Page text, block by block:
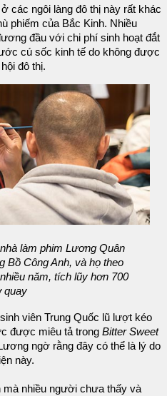
các ngôi làng đô thị này rất khác
phiếm của Bắc Kinh. Nhiều
đầu với chi phí sinh hoạt đắt
cú sốc kinh tế do không được
đô thị.
làm phim Lương Quân
Bồ Công Anh, và họ theo
năm, tích lũy hơn 700
quay
viên Trung Quốc lũ lượt kéo
được miêu tả trong Bitter Sweet
ngờ rằng đây có thể là lý do
này.
mà nhiều người chưa thấy và